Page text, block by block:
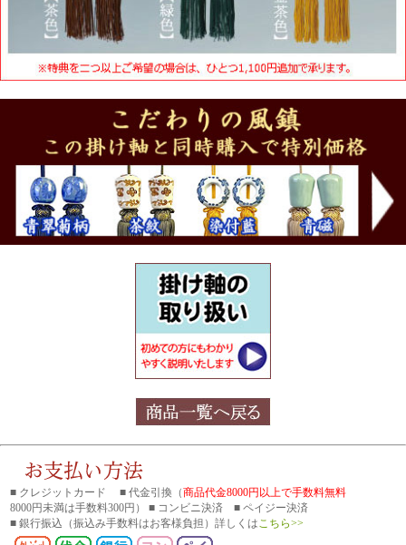
■ クレジットカード ■ 代金引換（商品代金8000円以上で手数料無料
8000円未満は手数料300円） ■ コンビニ決済 ■ ペイジー決済
■ 銀行振込 （振込み手数料はお客様負担）詳しくはこちら>>